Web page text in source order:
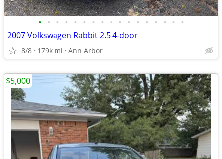
• • • • • • • • • • • • • • • • •
2007 Volkswagen Rabbit 2.5 4-door
8/8 179k mi Ann Arbor
$5,000